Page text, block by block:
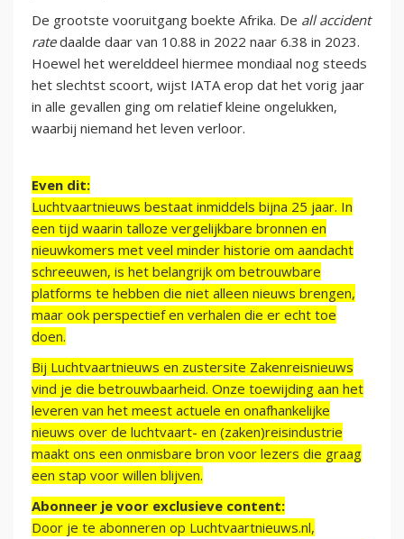
De grootste vooruitgang boekte Afrika. De all accident
ratedaalde daar van 10.88 in 2022 naar 6.38 in 2023.
Hoewel het werelddeel hiermee mondiaal nog steeds
het slechtst scoort, wijst IATA erop dat het vorig jaar
in alle gevallen ging om relatief kleine ongelukken,
waarbij niemand het leven verloor.
Even dit:
Luchtvaartnieuws bestaat inmiddels bijna 25 jaar. In
een tijd waarin talloze vergelijkbare bronnen en
nieuwkomers met veel minder historie om aandacht
schreeuwen, is het belangrijk om betrouwbare
platforms te hebben die niet alleen nieuws brengen,
maar ook perspectief en verhalen die er echt toe
doen.
Bij Luchtvaartnieuws en zustersite Zakenreisnieuws
vind je die betrouwbaarheid. Onze toewijding aan het
leveren van het meest actuele en onafhankelijke
nieuws over de luchtvaart- en (zaken)reisindustrie
maakt ons een onmisbare bron voor lezers die graag
een stap voor willen blijven.
Abonneer je voor exclusieve content:
Door je te abonneren op Luchtvaartnieuws.nl,